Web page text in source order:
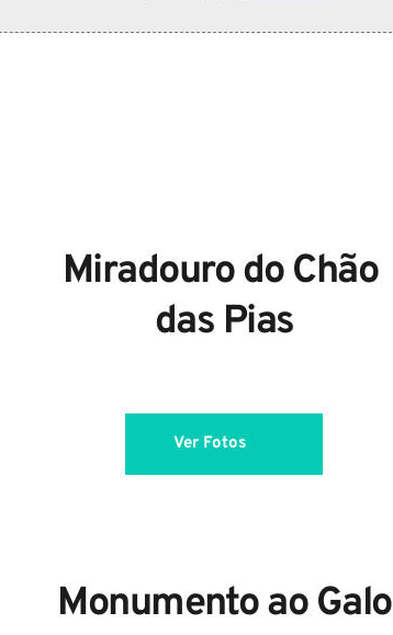
Miradouro do Chão
das Pias
Ver Fotos
Monumento ao Galo